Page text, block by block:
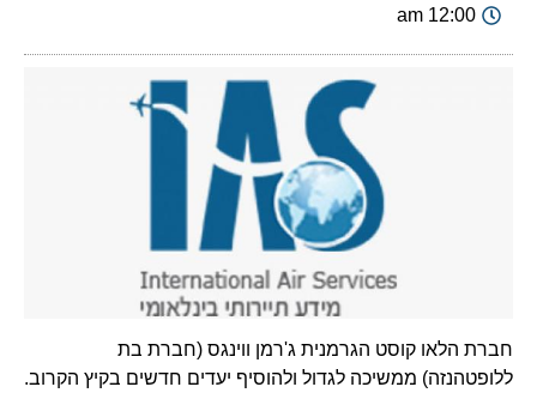
12:00 am
חברת הלאו קוסט הגרמנית ג'רמן ווינגס (חברת בת
ללופטהנזה) ממשיכה לגדול ולהוסיף יעדים חדשים בקיץ הקרוב.